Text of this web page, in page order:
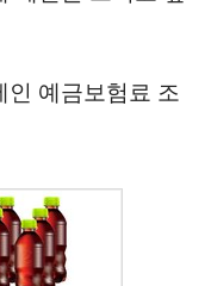
인 예금보험료 조